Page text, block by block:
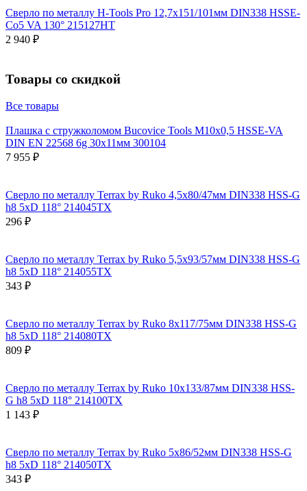
Сверло по металлу H-Tools Pro 12,7x151/101мм DIN338 HSSE-
Co5 VA 130° 215127HT
2 940 ₽
Товары со скидкой
Все товары
Плашка с стружколомом Bucovice Tools М10х0,5 HSSE-VA
DIN EN 22568 6g 30х11мм 300104
7 955 ₽
Сверло по металлу Terrax by Ruko 4,5x80/47мм DIN338 HSS-G
h8 5xD 118° 214045TX
296 ₽
Сверло по металлу Terrax by Ruko 5,5x93/57мм DIN338 HSS-G
h8 5xD 118° 214055TX
343 ₽
Сверло по металлу Terrax by Ruko 8x117/75мм DIN338 HSS-G
h8 5xD 118° 214080TX
809 ₽
Сверло по металлу Terrax by Ruko 10x133/87мм DIN338 HSS-
G h8 5xD 118° 214100TX
1 143 ₽
Сверло по металлу Terrax by Ruko 5x86/52мм DIN338 HSS-G
h8 5xD 118° 214050TX
343 ₽